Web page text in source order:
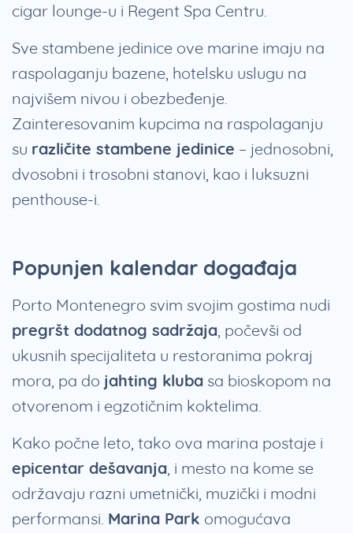
cigar lounge-u i Regent Spa Centru.
Sve stambene jedinice ove marine imaju na
raspolaganju bazene, hotelsku uslugu na
najvišem nivou i obezbeđenje.
Zainteresovanim kupcima na raspolaganju
su različite stambene jedinice – jednosobni,
dvosobni i trosobni stanovi, kao i luksuzni
penthouse-i.
Popunjen kalendar događaja
Porto Montenegro svim svojim gostima nudi
pregršt dodatnog sadržaja, počevši od
ukusnih specijaliteta u restoranima pokraj
mora, pa do jahting kluba sa bioskopom na
otvorenom i egzotičnim koktelima.
Kako počne leto, tako ova marina postaje i
epicentar dešavanja, i mesto na kome se
održavaju razni umetnički, muzički i modni
performansi. Marina Park omogućava